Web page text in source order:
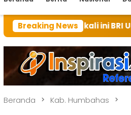
Breaking News
kali ini BRI Unit Silindung
Beranda Kab. Humbahas